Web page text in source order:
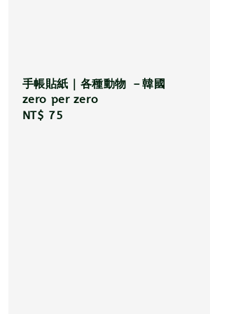
手帳貼紙｜各種動物 －韓國
zero per zero
Regular
NT$ 75